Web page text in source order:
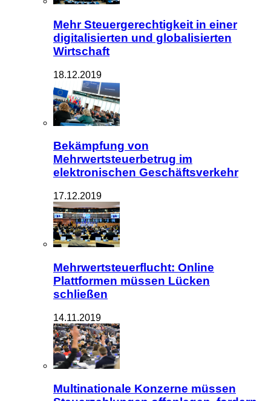
Mehr Steuergerechtigkeit in einer
digitalisierten und globalisierten
Wirtschaft
18.12.2019
Bekämpfung von
Mehrwertsteuerbetrug im
elektronischen Geschäftsverkehr
17.12.2019
Mehrwertsteuerflucht: Online
Plattformen müssen Lücken
schließen
14.11.2019
Multinationale Konzerne müssen